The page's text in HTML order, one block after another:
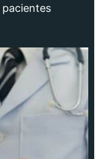
pacientes